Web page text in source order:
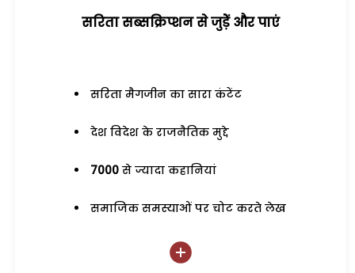
सरिता सब्सक्रिप्शन से जुड़ेें और पाएं
सरिता मैगजीन का सारा कंटेंट
देश विदेश के राजनैतिक मुद्दे
7000 से ज्यादा कहानियां
समाजिक समस्याओं पर चोट करते लेख